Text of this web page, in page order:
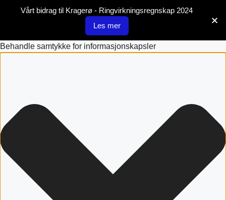
Behandle samtykke for informasjonskapsler
Vårt bidrag til Kragerø - Ringvirkningsregnskap 2024
Les mer